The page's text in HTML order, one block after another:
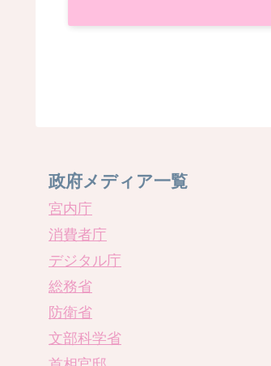
政府メディア一覧
宮内庁
消費者庁
デジタル庁
総務省
防衛省
文部科学省